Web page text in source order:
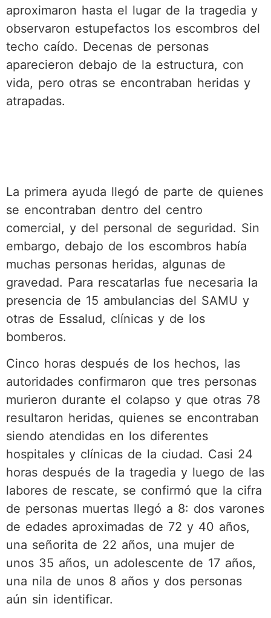
aproximaron hasta el lugar de la tragedia y
observaron estupefactos los escombros del
techo caído. Decenas de personas
aparecieron debajo de la estructura, con
vida, pero otras se encontraban heridas y
atrapadas.
La primera ayuda llegó de parte de quienes
se encontraban dentro del centro
comercial, y del personal de seguridad. Sin
embargo, debajo de los escombros había
muchas personas heridas, algunas de
gravedad. Para rescatarlas fue necesaria la
presencia de 15 ambulancias del SAMU y
otras de Essalud, clínicas y de los
bomberos.
Cinco horas después de los hechos, las
autoridades confirmaron que tres personas
murieron durante el colapso y que otras 78
resultaron heridas, quienes se encontraban
siendo atendidas en los diferentes
hospitales y clínicas de la ciudad. Casi 24
horas después de la tragedia y luego de las
labores de rescate, se confirmó que la cifra
de personas muertas llegó a 8: dos varones
de edades aproximadas de 72 y 40 años,
una señorita de 22 años, una mujer de
unos 35 años, un adolescente de 17 años,
una nila de unos 8 años y dos personas
aún sin identificar.